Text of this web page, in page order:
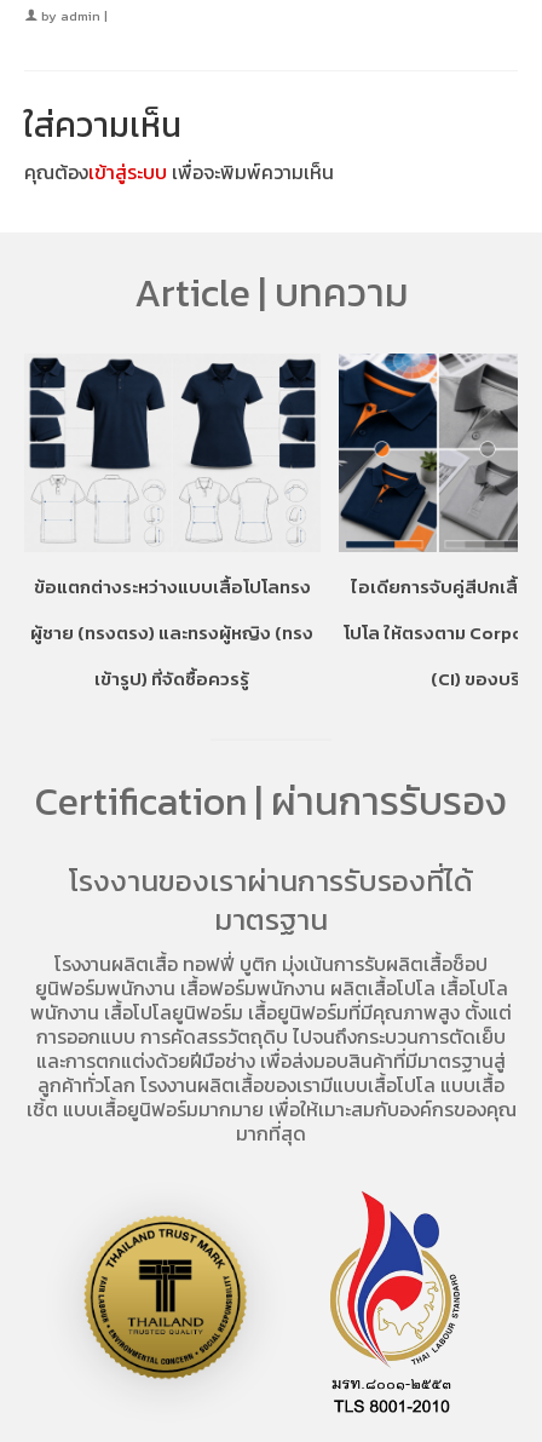
by admin |
ใส่ความเห็น
คุณต้องเข้าสู่ระบบ เพื่อจะพิมพ์ความเห็น
Article | บทความ
ข้อแตกต่างระหว่างแบบเสื้อโปโลทรง
ผู้ชาย (ทรงตรง) และทรงผู้หญิง (ทรง
เข้ารูป) ที่จัดซื้อควรรู้
ไอเดียการจับคู่สีปกเสื้อ
โปโล ให้ตรงตาม
(CI) ของบริษัท
Certification | ผ่านการรับรอง
โรงงานของเราผ่านการรับรองที่ได้
มาตรฐาน
โรงงานผลิตเสื้อ ทอฟฟี่ บูติก มุ่งเน้นการรับผลิตเสื้อช็อป
ยูนิฟอร์มพนักงาน เสื้อฟอร์มพนักงาน ผลิตเสื้อโปโล เสื้อโปโล
พนักงาน เสื้อโปโลยูนิฟอร์ม เสื้อยูนิฟอร์มที่มีคุณภาพสูง ตั้งแต่
การออกแบบ การคัดสรรวัตถุดิบ ไปจนถึงกระบวนการตัดเย็บ
และการตกแต่งด้วยฝีมือช่าง เพื่อส่งมอบสินค้าที่มีมาตรฐานสู่
ลูกค้าทั่วโลก โรงงานผลิตเสื้อของเรามีแบบเสื้อโปโล แบบเสื้อ
เชิ้ต แบบเสื้อยูนิฟอร์มมากมาย เพื่อให้เมาะสมกับองค์กรของคุณ
มากที่สุด